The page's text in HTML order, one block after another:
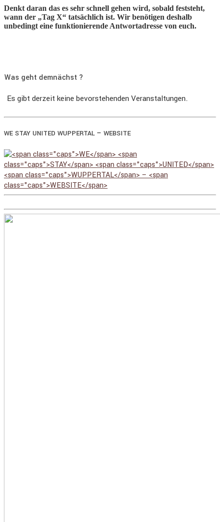
Denkt daran das es sehr schnell gehen wird, sobald feststeht,
wann der „Tag X“ tatsächlich ist. Wir benötigen deshalb
unbedingt eine funktionierende Antwortadresse von euch.
Was geht demnächst ?
Es gibt derzeit keine bevorstehenden Veranstaltungen.
WE STAY UNITED WUPPERTAL – WEBSITE